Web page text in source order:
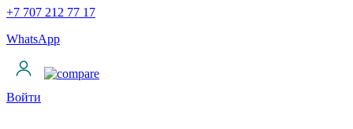
+7 707 212 77 17
WhatsApp
Войти